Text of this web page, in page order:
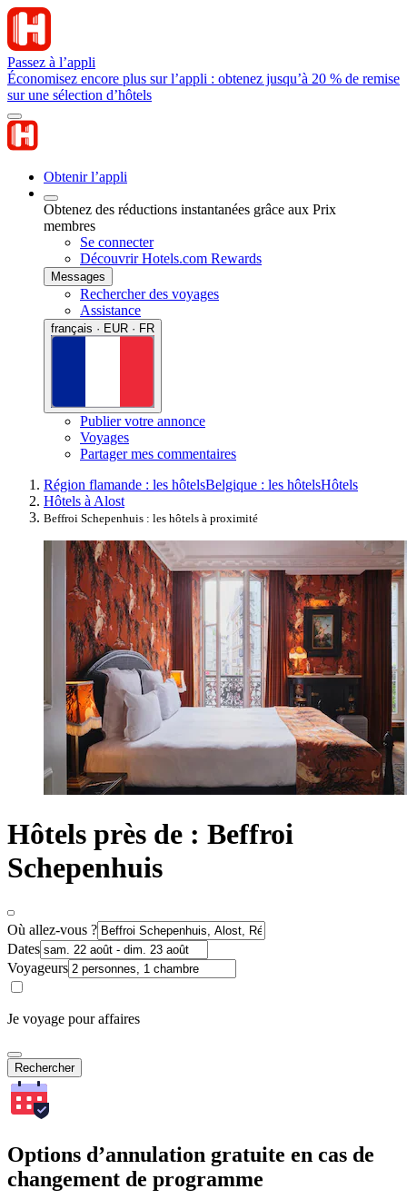
Passez à l’appli
Économisez encore plus sur l’appli : obtenez jusqu’à 20 % de remise
sur une sélection d’hôtels
Obtenir l’appli
Obtenez des réductions instantanées grâce aux Prix
membres
Se connecter
Découvrir Hotels.com Rewards
Messages
Rechercher des voyages
Assistance
français · EUR · FR
Publier votre annonce
Voyages
Partager mes commentaires
Région flamande : les hôtelsBelgique : les hôtelsHôtels
Hôtels à Alost
Beffroi Schepenhuis : les hôtels à proximité
Hôtels près de : Beffroi
Schepenhuis
Où allez-vous ?
Dates
Voyageurs
Je voyage pour affaires
Rechercher
Options d’annulation gratuite en cas de
changement de programme